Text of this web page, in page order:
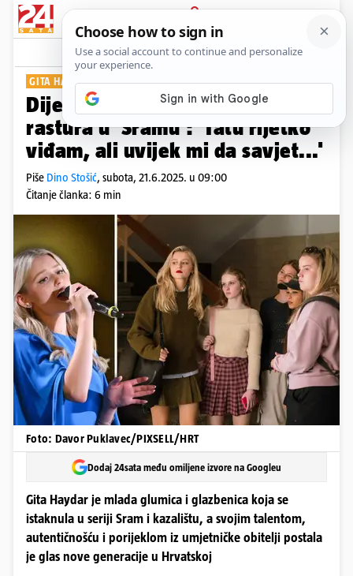
PRIJAVA
Show Komentari
GITA HAYDAR PLUS+
Dijete je slavnih roditelja, a sad
rastura u 'Sramu': 'Tatu rijetko
viđam, ali uvijek mi da savjet...'
Piše Dino Stošić, subota, 21.6.2025. u 09:00
Čitanje članka: 6 min
Foto: Davor Puklavec/PIXSELL/HRT
Dodaj 24sata među omiljene izvore na Googleu
Gita Haydar je mlada glumica i glazbenica koja se
istaknula u seriji Sram i kazalištu, a svojim talentom,
autentičnošću i porijeklom iz umjetničke obitelji postala
je glas nove generacije u Hrvatskoj